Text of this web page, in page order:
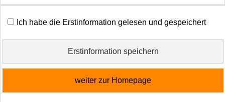
widerrufen. Nähere Informationen finden Sie in der
Datenschutzerklärung.
nur notwendige Cookies
weitere Einstellungen
Ich habe die Erstinformation gelesen und gespeichert
Erstinformation speichern
weiter zur Homepage